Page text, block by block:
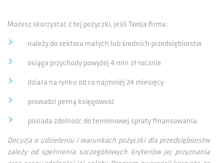
Możesz skorzystać z tej pożyczki, jeśli Twoja firma:
należy do sektora małych lub średnich przedsiębiorstw
osiąga przychody powyżej 4 mln zł rocznie
działa na rynku od co najmniej 24 miesięcy
prowadzi pełną księgowość
posiada zdolność do terminowej spłaty finansowania.
Decyzja o udzieleniu i warunkach pożyczki dla przedsiębiorstw
zależy od spełnienia szczegółowych kryteriów jej przyznania